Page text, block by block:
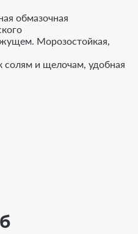
обмазочная
Морозостойкая,
солям и щелочам, удобная